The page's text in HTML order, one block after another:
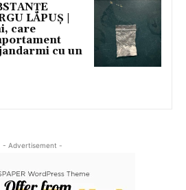
LĂPUȘ |
care
cu un
- Advertisement -